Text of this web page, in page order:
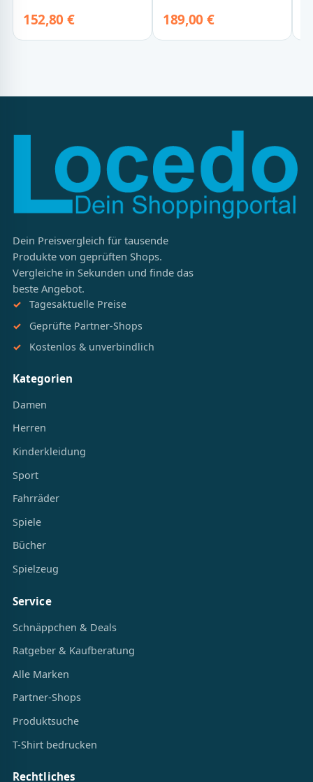
152,80 € 189,00 €
Dein Preisvergleich für tausende
Produkte von geprüften Shops.
Vergleiche in Sekunden und finde das
beste Angebot.
Tagesaktuelle Preise
Geprüfte Partner-Shops
Kostenlos & unverbindlich
Kategorien
Damen
Herren
Kinderkleidung
Sport
Fahrräder
Spiele
Bücher
Spielzeug
Service
Schnäppchen & Deals
Ratgeber & Kaufberatung
Alle Marken
Partner-Shops
Produktsuche
T-Shirt bedrucken
Rechtliches